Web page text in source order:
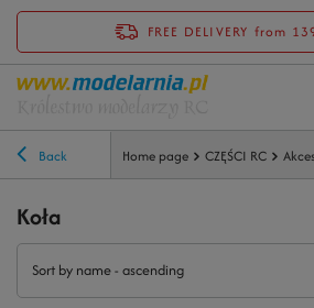
FREE DELIVERY from
Back Home page CZĘŚCI RC
Koła
Sort by name - ascending